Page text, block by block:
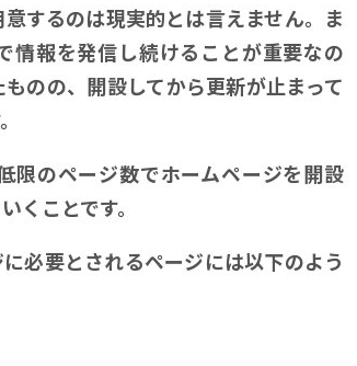
するのは現実的とは言えません。ま
情報を発信し続けることが重要なの
のの、開設してから更新が止まって
限のページ数でホームページを開設
くことです。
必要とされるページには以下のよう